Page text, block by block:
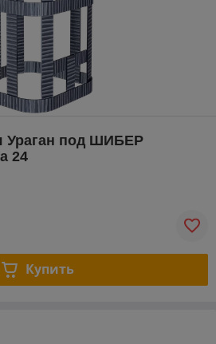
Ураган под ШИБЕР
24
Купить